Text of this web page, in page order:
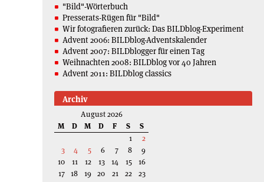
"Bild"-Wörterbuch
Presserats-Rügen für "Bild"
Wir fotografieren zurück: Das BILDblog-Experiment
Advent 2006: BILDblog-Adventskalender
Advent 2007: BILDblogger für einen Tag
Weihnachten 2008: BILDblog vor 40 Jahren
Advent 2011: BILDblog classics
Archiv
August 2026
M
D M D F S
S
1
2
3
4 5 6 7 8
9
10
11 12 13 14 15
16
17 18 19 20 21 22
23